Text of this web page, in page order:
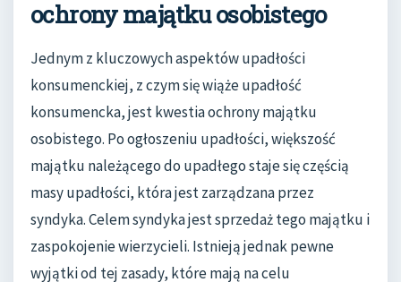
ochrony majątku osobistego
Jednym z kluczowych aspektów upadłości
konsumenckiej, z czym się wiąże upadłość
konsumencka, jest kwestia ochrony majątku
osobistego. Po ogłoszeniu upadłości, większość
majątku należącego do upadłego staje się częścią
masy upadłości, która jest zarządzana przez
syndyka. Celem syndyka jest sprzedaż tego majątku i
zaspokojenie wierzycieli. Istnieją jednak pewne
wyjątki od tej zasady, które mają na celu